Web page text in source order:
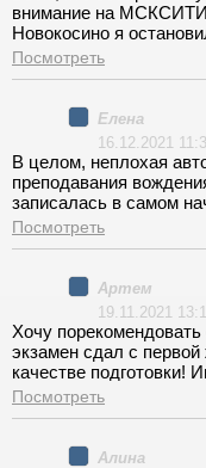
Единственный минус
группы в филиале
реальности же
резюме - МскСити
тыс.!
внимание на
Новокосино я
подбора графика
оговорили с
вариант), в итоге
без проблем.
прописано в
несмотря на
с моими документами
администрация решила
с другой группой.
Посмотреть
Елена
16.12.2021
В целом, неплохая
преподавания
записалась в самом
вопроса - 40 тыс. руб.
понравилось наличие
информативные, с
доходчиво и местами
рекомендую своего
уравновешенный, дает
графика. И главное!
достаточных знаний,
строго, финансово
но потом в ГИБДД
сдать самостоятельно
Посмотреть
Артем
19.11.2021
Хочу
экзамен сдал с первой
качестве подготовки!
научить других.
Посмотреть
Алина